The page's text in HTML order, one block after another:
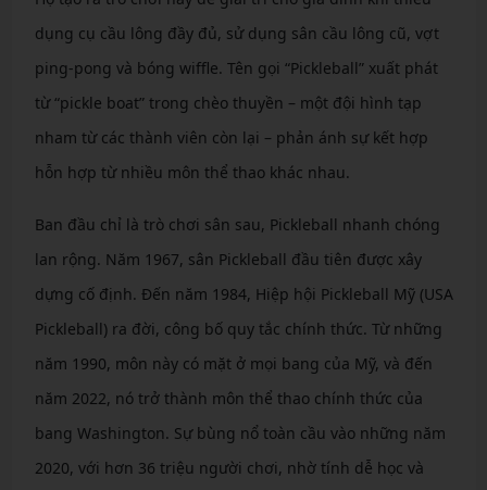
dụng cụ cầu lông đầy đủ, sử dụng sân cầu lông cũ, vợt
ping-pong và bóng wiffle. Tên gọi “Pickleball” xuất phát
từ “pickle boat” trong chèo thuyền – một đội hình tạp
nham từ các thành viên còn lại – phản ánh sự kết hợp
hỗn hợp từ nhiều môn thể thao khác nhau.
Ban đầu chỉ là trò chơi sân sau, Pickleball nhanh chóng
lan rộng. Năm 1967, sân Pickleball đầu tiên được xây
dựng cố định. Đến năm 1984, Hiệp hội Pickleball Mỹ (USA
Pickleball) ra đời, công bố quy tắc chính thức. Từ những
năm 1990, môn này có mặt ở mọi bang của Mỹ, và đến
năm 2022, nó trở thành môn thể thao chính thức của
bang Washington. Sự bùng nổ toàn cầu vào những năm
2020, với hơn 36 triệu người chơi, nhờ tính dễ học và